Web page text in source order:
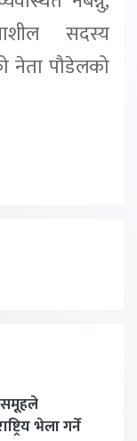
सदस्य
नेता पौडेलको
समूहले
भेला गर्ने